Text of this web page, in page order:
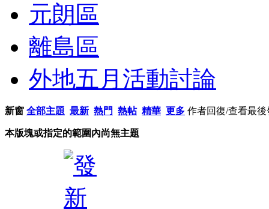
元朗區
離島區
外地五月活動討論
新窗 全部主題 最新 熱門 熱帖 精華 更多 作者回復/查看最後
本版塊或指定的範圍內尚無主題